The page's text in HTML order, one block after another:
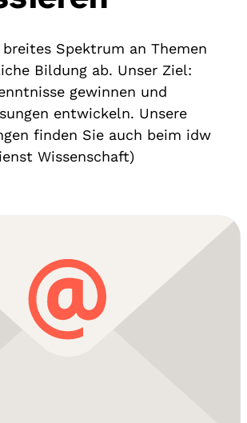
Spektrum an Themen
Bildung ab. Unser Ziel:
gewinnen und
entwickeln. Unsere
finden Sie auch beim idw
Wissenschaft)